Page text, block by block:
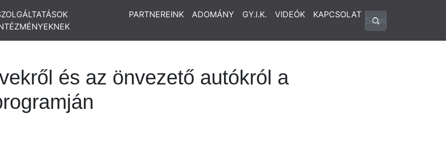
PARTNEREINK ADOMÁNY GY.I.K. VIDEÓK KAPCSOLAT
és az önvezető autókról a